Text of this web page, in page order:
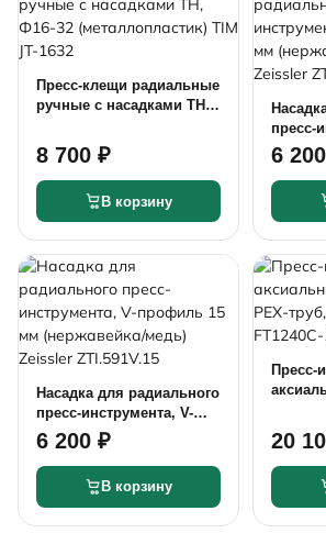
Пресс-клещи радиальные
ручные с насадками TH,
TIM JT-1632
8 700 ₽
В корзину
пресс-
Zeissler
6
Насадка для радиального
пресс-инструмента, V-
профиль 15 мм
(нержавейка/медь)
Zeissler ZTI.591V.15
6 200 ₽
В корзину
Пресс-
20